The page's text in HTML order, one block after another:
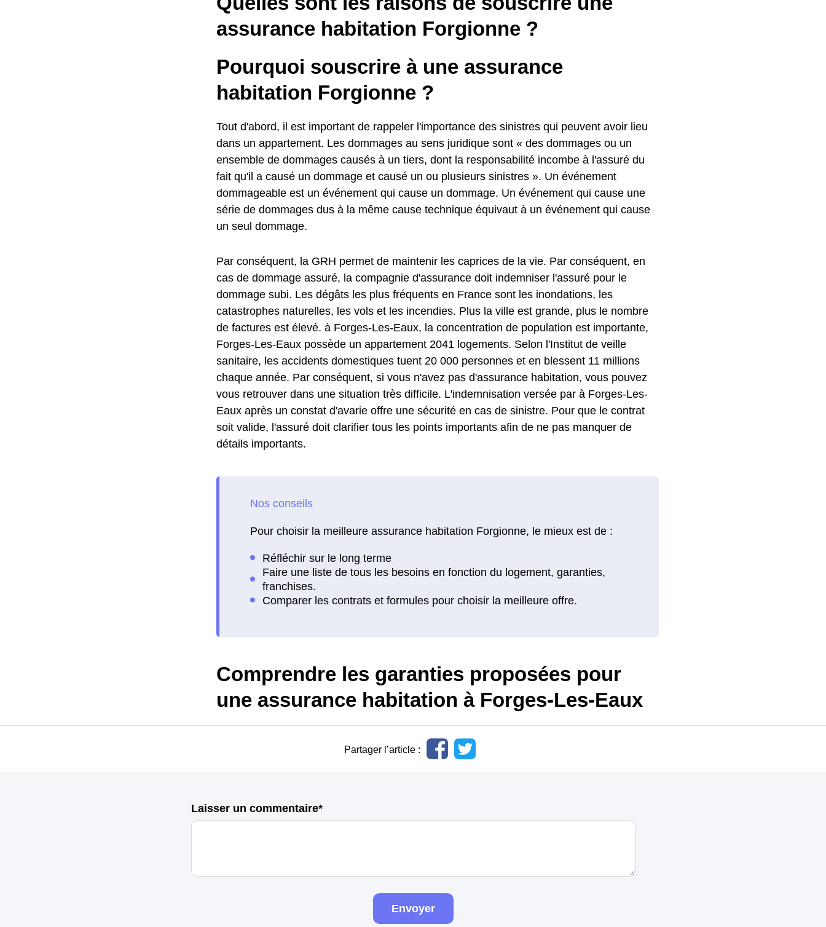
assurance habitation Forgionne ?
Pourquoi souscrire à une assurance
habitation Forgionne ?
Tout d'abord, il est important de rappeler l'importance des sinistres qui peuvent avoir lieu
dans un appartement. Les dommages au sens juridique sont « des dommages ou un
ensemble de dommages causés à un tiers, dont la responsabilité incombe à l'assuré du
fait qu'il a causé un dommage et causé un ou plusieurs sinistres ». Un événement
dommageable est un événement qui cause un dommage. Un événement qui cause une
série de dommages dus à la même cause technique équivaut à un événement qui cause
un seul dommage.
Par conséquent, la GRH permet de maintenir les caprices de la vie. Par conséquent, en
cas de dommage assuré, la compagnie d'assurance doit indemniser l'assuré pour le
dommage subi. Les dégâts les plus fréquents en France sont les inondations, les
catastrophes naturelles, les vols et les incendies. Plus la ville est grande, plus le nombre
de factures est élevé. à Forges-Les-Eaux, la concentration de population est importante,
Forges-Les-Eaux possède un appartement 2041 logements. Selon l'Institut de veille
sanitaire, les accidents domestiques tuent 20 000 personnes et en blessent 11 millions
chaque année. Par conséquent, si vous n'avez pas d'assurance habitation, vous pouvez
vous retrouver dans une situation très difficile. L'indemnisation versée par à Forges-Les-
Eaux après un constat d'avarie offre une sécurité en cas de sinistre. Pour que le contrat
soit valide, l'assuré doit clarifier tous les points importants afin de ne pas manquer de
détails importants.
Pour choisir la meilleure assurance habitation Forgionne, le mieux est de :
Comprendre les garanties proposées pour
une assurance habitation à Forges-Les-Eaux
Partager l’article :
Laisser un commentaire*
Envoyer